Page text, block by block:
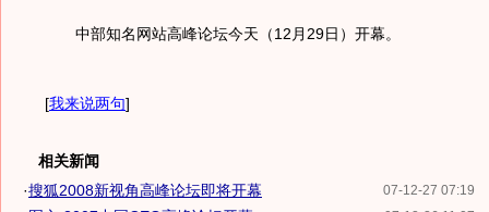
中部知名网站高峰论坛今天（12月29日）开幕。
[我来说两句]
相关新闻
07-12-27 07:19
·搜狐2008新视角高峰论坛即将开幕